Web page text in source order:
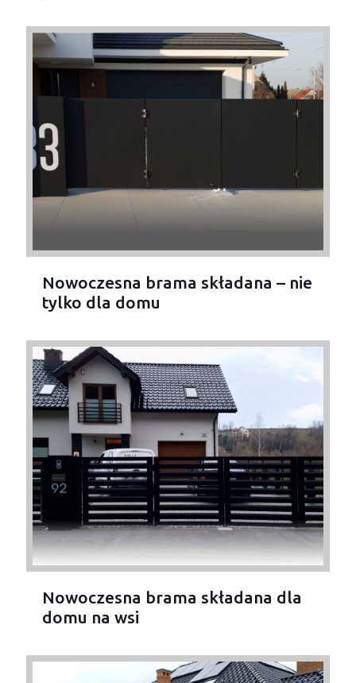
Nowoczesna brama składana – nie
tylko dla domu
Nowoczesna brama składana dla
domu na wsi